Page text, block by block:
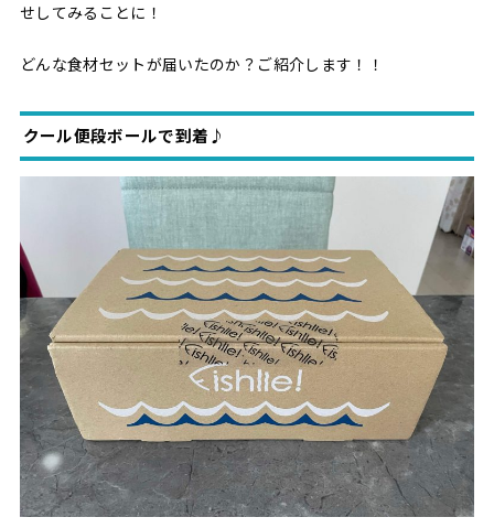
せしてみることに！
どんな食材セットが届いたのか？ご紹介します！！
クール便段ボールで到着♪